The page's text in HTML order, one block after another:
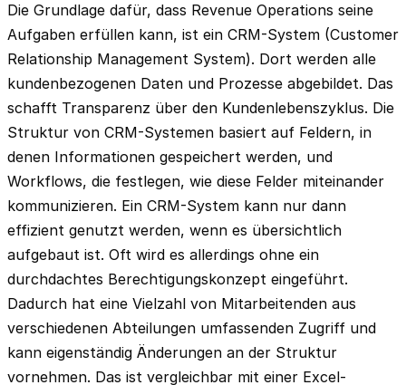
Die Grundlage dafür, dass Revenue Operations seine
Aufgaben erfüllen kann, ist ein CRM-System (Customer
Relationship Management System). Dort werden alle
kundenbezogenen Daten und Prozesse abgebildet. Das
schafft Transparenz über den Kundenlebenszyklus. Die
Struktur von CRM-Systemen basiert auf Feldern, in
denen Informationen gespeichert werden, und
Workflows, die festlegen, wie diese Felder miteinander
kommunizieren. Ein CRM-System kann nur dann
effizient genutzt werden, wenn es übersichtlich
aufgebaut ist. Oft wird es allerdings ohne ein
durchdachtes Berechtigungskonzept eingeführt.
Dadurch hat eine Vielzahl von Mitarbeitenden aus
verschiedenen Abteilungen umfassenden Zugriff und
kann eigenständig Änderungen an der Struktur
vornehmen. Das ist vergleichbar mit einer Excel-